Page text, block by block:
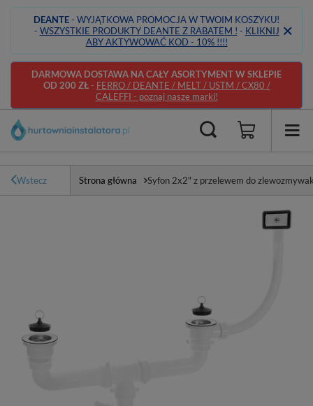
DEANTE- WYJĄTKOWA PROMOCJA W TWOIM KOSZYKU!
- WSZYSTKIE PRODUKTY DEANTE Z RABATEM ! - KLIKNIJ
ABY AKTYWOWAĆ KOD - 10% !!!!
DARMOWA DOSTAWA NA CAŁY ASORTYMENT W SKLEPIE
OD 200 ZŁ- FERRO / DEANTE / MELT / USTM / CX80 /
CALEFFI - poznaj nasze marki!
Wstecz Strona główna Syfon 2x2" z przelewem do